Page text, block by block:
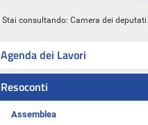
Stai consultando: Camera dei deputati
Agenda dei Lavori
Resoconti
Assemblea